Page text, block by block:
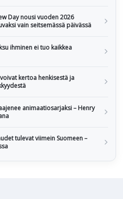
Day nousi vuoden 2026
vain seitsemässä päivässä
ihminen ei tuo kaikkea
kertoa henkisestä ja
animaatiosarjaksi – Henry
tulevat viimein Suomeen –